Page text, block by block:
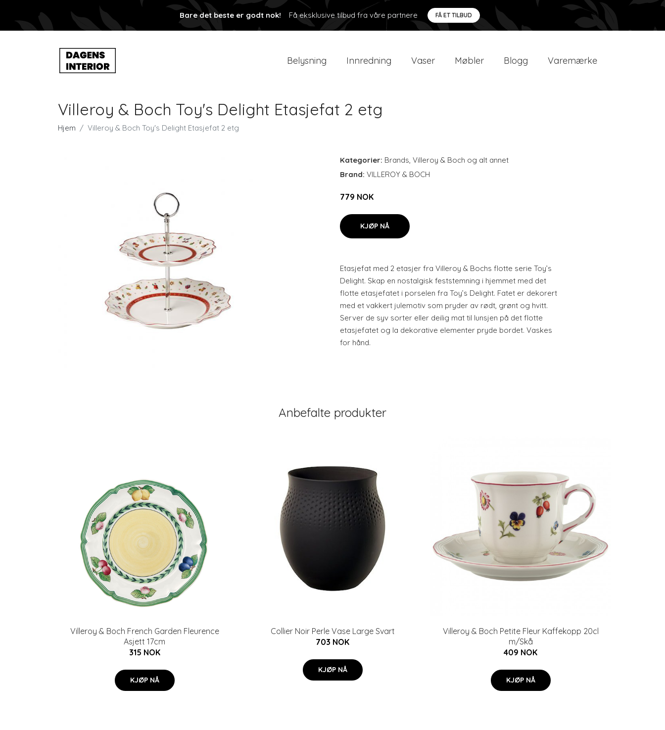
Bare det beste er godt nok! Få eksklusive tilbud fra våre partnere FÅ ET TILBUD
Belysning Innredning Vaser Møbler Blogg Varemærke
Villeroy & Boch Toy's Delight Etasjefat 2 etg
Hjem Villeroy & Boch Toy's Delight Etasjefat 2 etg
Kategorier: Brands, Villeroy & Boch og alt annet
Brand: VILLEROY & BOCH
779 NOK
KJØP NÅ
Etasjefat med 2 etasjer fra Villeroy & Bochs flotte serie Toy’s
Delight. Skap en nostalgisk feststemning i hjemmet med det
flotte etasjefatet i porselen fra Toy’s Delight. Fatet er dekorert
med et vakkert julemotiv som pryder av rødt, grønt og hvitt.
Server de syv sorter eller deilig mat til lunsjen på det flotte
etasjefatet og la dekorative elementer pryde bordet. Vaskes
for hånd.
Anbefalte produkter
Villeroy & Boch French Garden Fleurence
Asjett 17cm
315 NOK
KJØP NÅ
Collier Noir Perle Vase Large Svart
703 NOK
KJØP NÅ
Villeroy & Boch Petite Fleur Kaffekopp 20cl
m/Skå
409 NOK
KJØP NÅ